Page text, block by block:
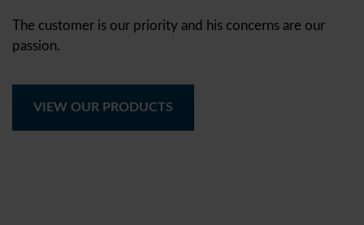
The customer is our priority and his concerns are our
passion.
VIEW OUR PRODUCTS